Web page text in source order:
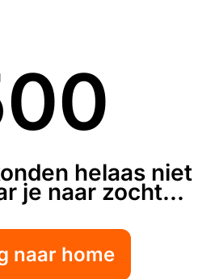
500
helaas niet
je naar zocht...
naar home